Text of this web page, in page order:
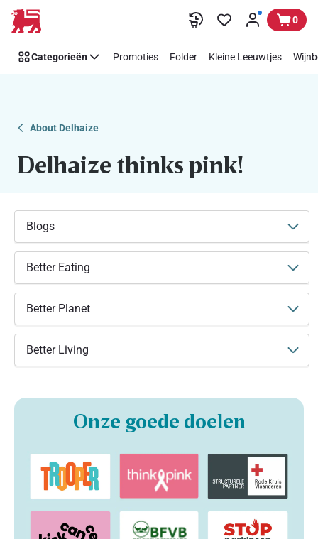
Overslaan
Makkelijk
Think
steunen
0
Categorieën Promoties Folder Kleine Leeuwtjes
About Delhaize
Delhaize thinks pink!
Blogs
Better Eating
Better Planet
Better Living
Onze goede doelen